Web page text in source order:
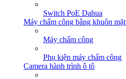
Switch PoE Dahua
Máy chấm công bằng khuôn mặt
Máy chấm công
Phụ kiện máy chấm công
Camera hành trình ô tô